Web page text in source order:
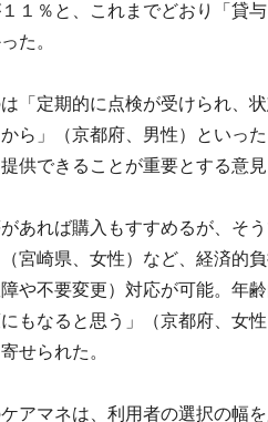
１％と、これまでどおり「貸
た。
「定期的に点検が受けられ、
ら」（京都府、男性）といっ
供できることが重要とする意見
あれば購入もすすめるが、そ
宮崎県、女性）など、経済的負
や不要変更）対応が可能。年
もなると思う」（京都府、女
せられた。
アマネは、利用者の選択の幅